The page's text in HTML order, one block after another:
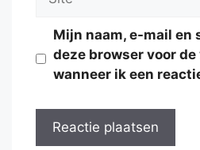
Mijn naam, e-mail en
deze browser voor
wanneer ik een